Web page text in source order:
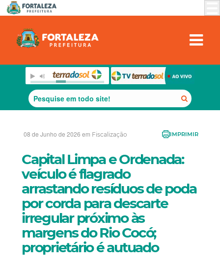
08 de Junho de 2026 em Fiscalização IMPRIMIR
Capital Limpa e Ordenada:
veículo é flagrado
arrastando resíduos de poda
por corda para descarte
irregular próximo às
margens do Rio Cocó;
proprietário é autuado